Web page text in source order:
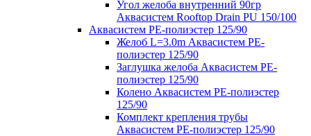
Угол желоба внутренний 90гр
Аквасистем Rooftop Drain PU 150/100
Аквасистем PE-полиэстер 125/90
Желоб L=3.0m Аквасистем PE-
полиэстер 125/90
Заглушка желоба Аквасистем PE-
полиэстер 125/90
Колено Аквасистем PE-полиэстер
125/90
Комплект крепления трубы
Аквасистем PE-полиэстер 125/90